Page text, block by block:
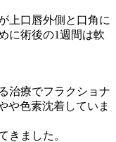
上口唇外側と口角に
に術後の1週間は軟
治療でフラクショナ
や色素沈着していま
きました。